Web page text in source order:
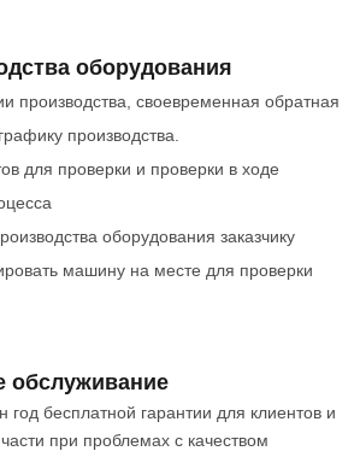
оборудования
производства, своевременная обратная
производства.
для проверки и проверки в ходе
оборудования заказчику
машину на месте для проверки
обслуживание
год бесплатной гарантии для клиентов и
при проблемах с качеством